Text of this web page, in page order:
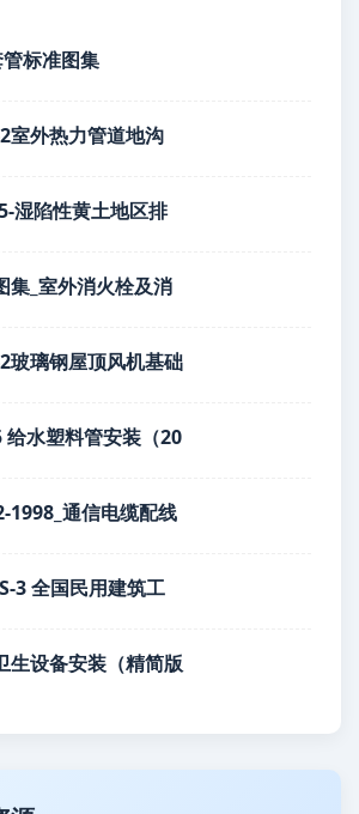
标准图集
室外热力管道地沟
湿陷性黄土地区排
集_室外消火栓及消
玻璃钢屋顶风机基础
给水塑料管安装（20
1998_通信电缆配线
3 全国民用建筑工
生设备安装（精简版